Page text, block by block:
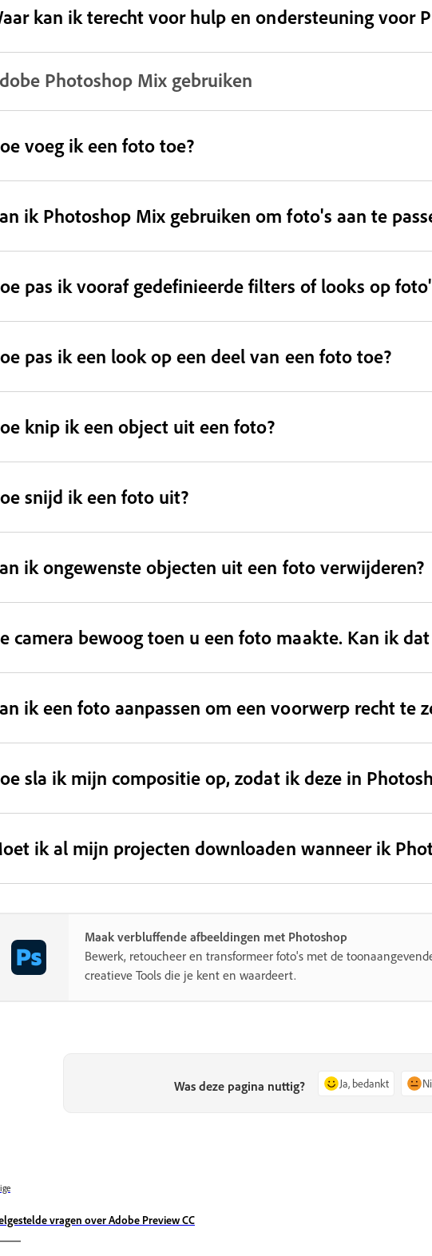
kan ik terecht voor hulp en ondersteuning voor
Photoshop Mix gebruiken
voeg ik een foto toe?
ik Photoshop Mix gebruiken om foto's aan te
pas ik vooraf gedefinieerde filters of looks op
pas ik een look op een deel van een foto toe?
knip ik een object uit een foto?
snijd ik een foto uit?
ik ongewenste objecten uit een foto verwijderen?
camera bewoog toen u een foto maakte. Kan ik
ik een foto aanpassen om een voorwerp recht te
sla ik mijn compositie op, zodat ik deze in
ik al mijn projecten downloaden wanneer ik
Maak verbluffende afbeeldingen met Photoshop
Bewerk, retoucheer en transformeer foto's met de
creatieve Tools die je kent en waardeert.
Was deze pagina nuttig? Ja, bedankt
vragen over Adobe Preview CC